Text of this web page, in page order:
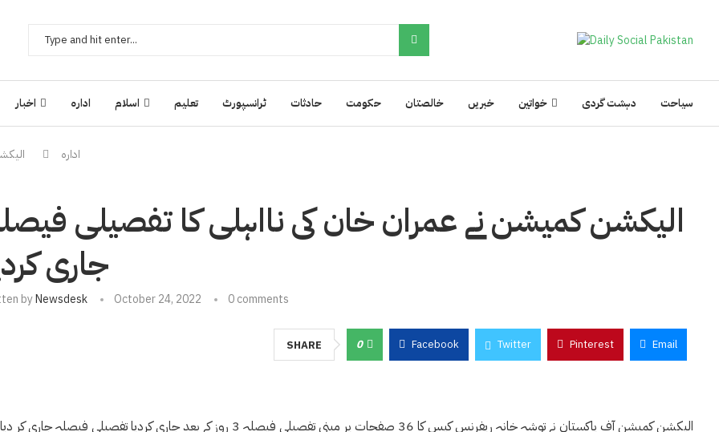
اخبار ادارہ اسلام تعلیم ٹرانسپورٹ حادثات حکومت خالصتان خبریں خواتین دہشت گردی سیاحت
ادارہ
الیکشن کمیشن نے عمران خان کی نااہلی کا تفصیلی
جاری
byNewsdesk October 24, 2022 0 comments
SHARE 0 Facebook Twitter Pinterest Email